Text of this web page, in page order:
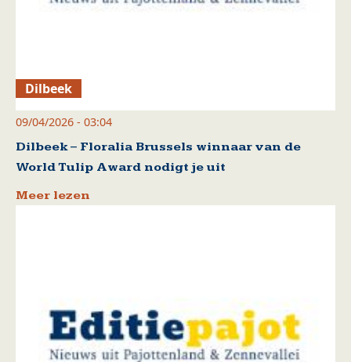
Dilbeek
09/04/2026 - 03:04
Dilbeek – Floralia Brussels winnaar van de
World Tulip Award nodigt je uit
Meer lezen